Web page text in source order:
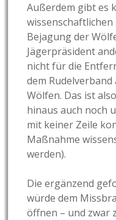
Außerdem gibt es
Bejagung der
Jägerpräsident
nicht für die
dem
Wölfen. Das ist
hinaus auch noch
mit keiner Zeile
Maßnahme
werden).
Die ergänzend
würde dem
öffnen – und zwar